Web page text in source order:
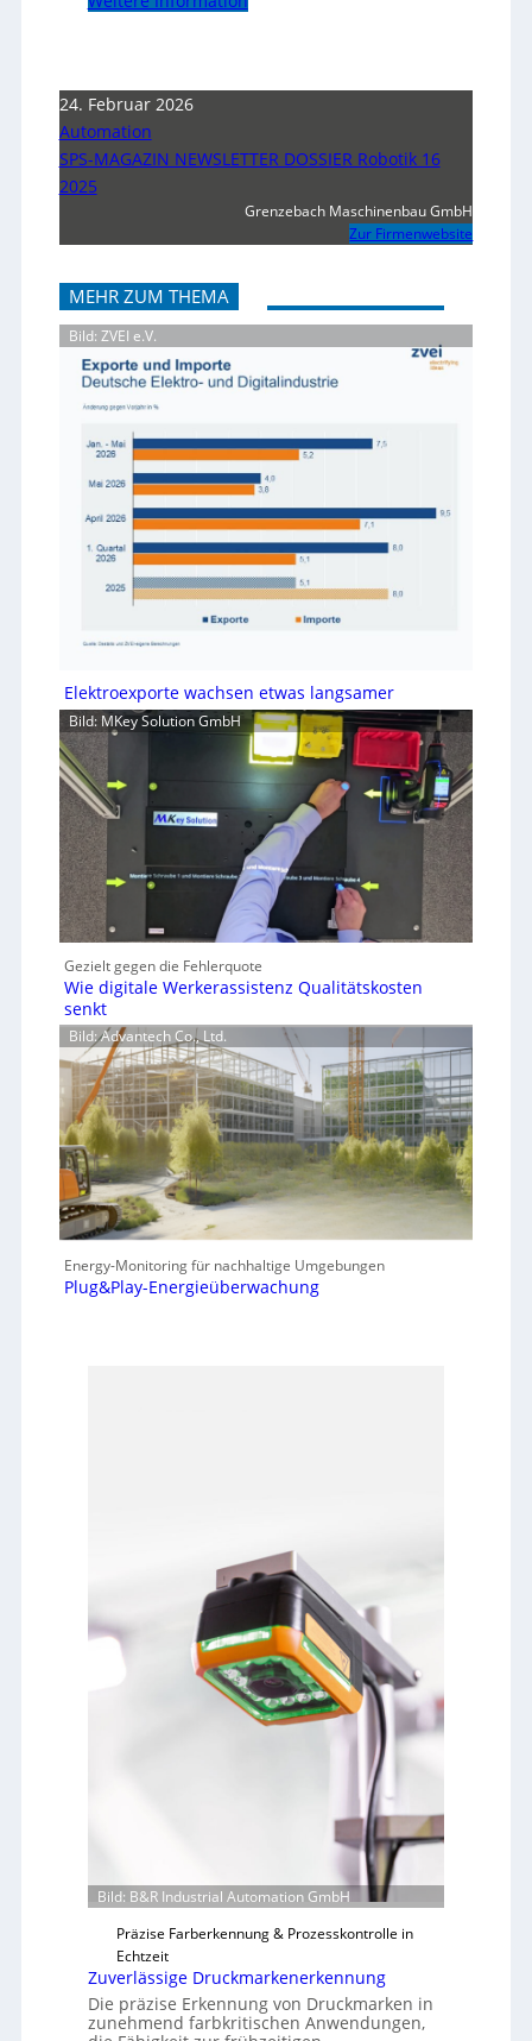
24. Februar 2026
Automation
SPS-MAGAZIN NEWSLETTER DOSSIER Robotik 16
2025
Grenzebach Maschinenbau GmbH
Zur Firmenwebsite
MEHR ZUM THEMA
Bild: ZVEI e.V.
Elektroexporte wachsen etwas langsamer
Bild: MKey Solution GmbH
Gezielt gegen die Fehlerquote
Wie digitale Werkerassistenz Qualitätskosten
senkt
Bild: Advantech Co., Ltd.
Energy-Monitoring für nachhaltige Umgebungen
Plug&Play-Energieüberwachung
Bild: B&R Industrial Automation GmbH
Präzise Farberkennung & Prozesskontrolle in
Echtzeit
Zuverlässige Druckmarkenerkennung
Die präzise Erkennung von Druckmarken in
zunehmend farbkritischen Anwendungen,